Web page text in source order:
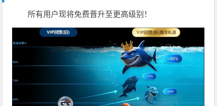
所有用户现将免费晋升至更高级别！